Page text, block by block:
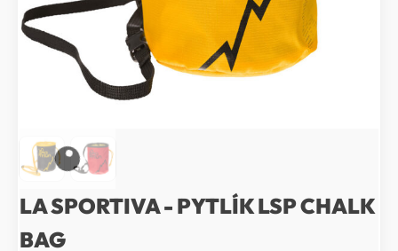
LA SPORTIVA - PYTLÍK LSP CHALK
BAG